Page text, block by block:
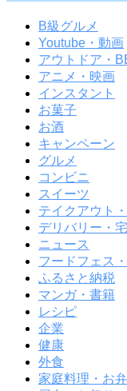
B級グルメ
Youtube・動画
アウトドア・
アニメ・映画
インスタント
お菓子
お酒
キャンペーン
グルメ
コンビニ
スイーツ
テイクアウト
デリバリー・
ニュース
フードフェス
ふるさと納税
マンガ・書籍
レシピ
企業
健康
外食
家庭料理・お